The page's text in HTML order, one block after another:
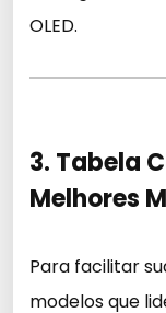
OLED.
3. Tabela
Melhores
Para facilitar
modelos que